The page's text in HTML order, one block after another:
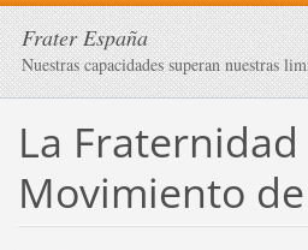
Frater España
Nuestras capacidades superan nuestras
La Fraternidad
Movimiento